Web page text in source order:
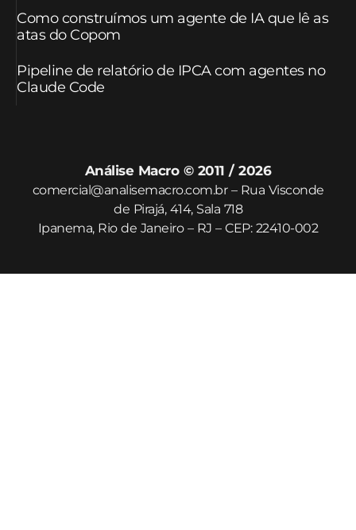
Como construímos um agente de IA que lê as
atas do Copom
Pipeline de relatório de IPCA com agentes no
Claude Code
Análise Macro © 2011 / 2026
comercial@analisemacro.com.br – Rua Visconde
de Pirajá, 414, Sala 718
Ipanema, Rio de Janeiro – RJ – CEP: 22410-002